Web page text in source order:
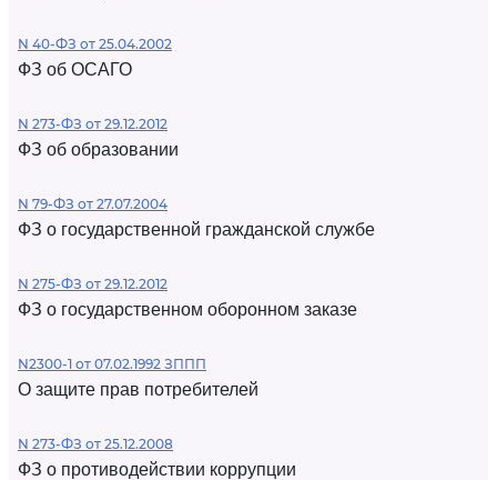
N 40-ФЗ от 25.04.2002
ФЗ об ОСАГО
N 273-ФЗ от 29.12.2012
ФЗ об образовании
N 79-ФЗ от 27.07.2004
ФЗ о государственной гражданской службе
N 275-ФЗ от 29.12.2012
ФЗ о государственном оборонном заказе
N2300-1 от 07.02.1992 ЗППП
О защите прав потребителей
N 273-ФЗ от 25.12.2008
ФЗ о противодействии коррупции